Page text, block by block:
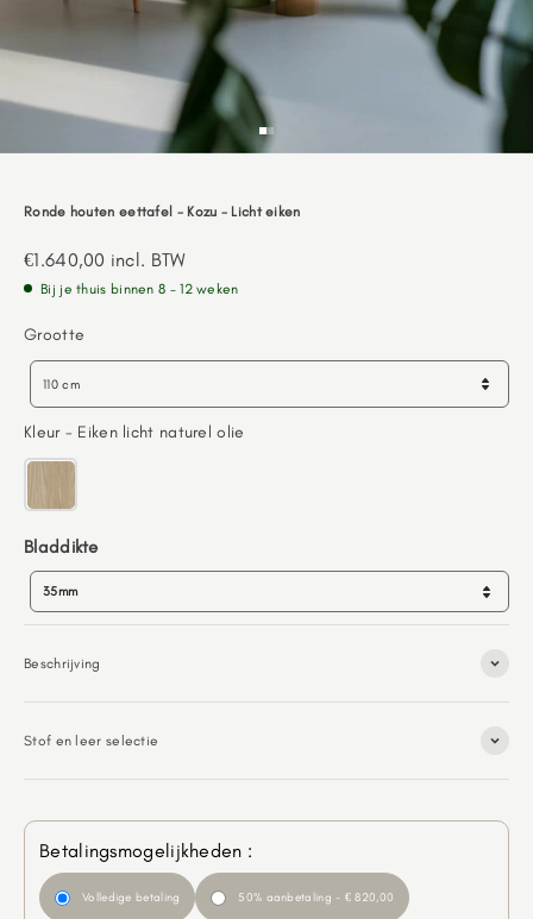
Go to item 1
Go to item 2
Ronde houten eettafel - Kozu - Licht eiken
Aanbiedingsprijs
€1.640,00 incl. BTW
Bij je thuis binnen 8 - 12 weken
Grootte
110 cm
Kleur - Eiken licht naturel olie
BladdikteBladdikte
35mm
Beschrijving
Stof en leer selectie
Betalingsmogelijkheden :
Volledige betaling 50% aanbetaling - € 820,00